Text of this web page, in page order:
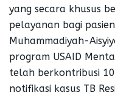
yang secara khusus
pelayanan bagi
Muhammadiyah-
program USAID
telah berkontribusi
notifikasi kasus TB